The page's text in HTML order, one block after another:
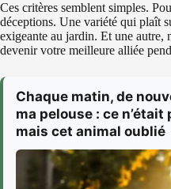
Ces critères semblent simples.
déceptions. Une variété qui plaît
exigeante au jardin. Et une autre,
devenir votre meilleure alliée
Chaque matin, de
ma pelouse : ce n’était
mais cet animal oublié